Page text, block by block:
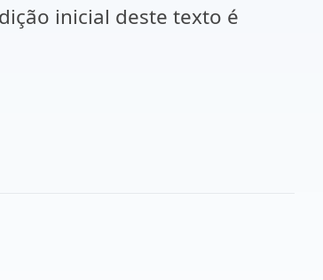
inicial deste texto é